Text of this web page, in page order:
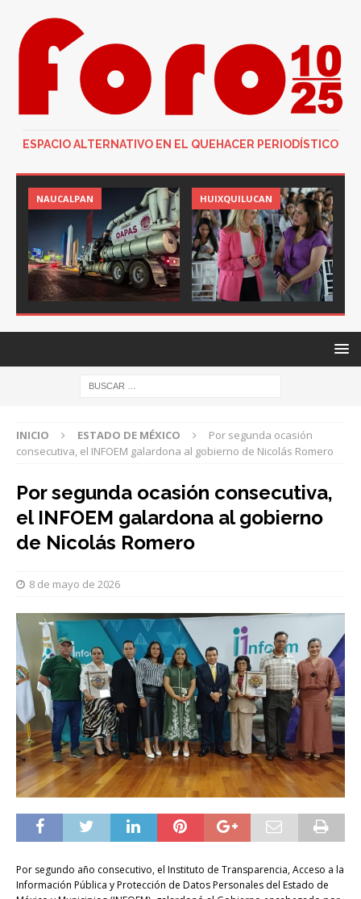
ESPACIO ALTERNATIVO EN EL QUEHACER PERIODÍSTICO
NAUCALPAN HUIXQUILUCAN
INICIO ESTADO DE MÉXICO
Por segunda ocasión
consecutiva, el INFOEM galardona al gobierno de Nicolás Romero
Por segunda ocasión consecutiva,
el INFOEM galardona al gobierno
de Nicolás Romero
8 de mayo de 2026
Por segundo año consecutivo, el Instituto de Transparencia, Acceso a la
Información Pública y Protección de Datos Personales del Estado de